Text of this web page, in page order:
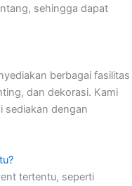
sehingga dapat
berbagai fasilitas
dan dekorasi. Kami
sediakan dengan
tertentu, seperti